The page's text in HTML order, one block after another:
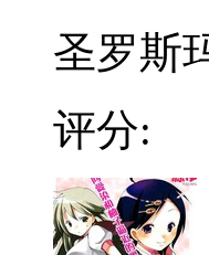
圣罗斯
评分: